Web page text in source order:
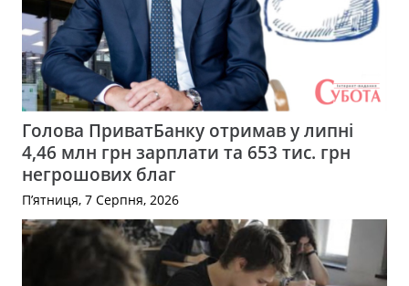
Голова ПриватБанку отримав у липні
4,46 млн грн зарплати та 653 тис. грн
негрошових благ
П’ятниця, 7 Серпня, 2026